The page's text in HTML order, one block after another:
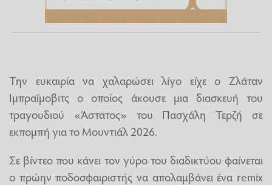
Την ευκαιρία να χαλαρώσει λίγο είχε ο Ζλάταν
Ιμπραΐμοβιτς ο οποίος άκουσε μια διασκευή του
τραγουδιού «Άστατος» του Πασχάλη Τερζή σε
εκπομπή για το Μουντιάλ 2026.
Σε βίντεο που κάνει τον γύρο του διαδικτύου φαίνεται
ο πρώην ποδοσφαιριστής να απολαμβάνει ένα remix